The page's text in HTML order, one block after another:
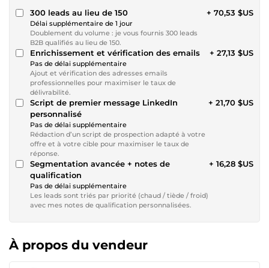
300 leads au lieu de 150
Délai supplémentaire de 1 jour
Doublement du volume : je vous fournis 300 leads
B2B qualifiés au lieu de 150.
+ 70,53 $US
Enrichissement et vérification des emails
Pas de délai supplémentaire
Ajout et vérification des adresses emails
professionnelles pour maximiser le taux de
délivrabilité.
+ 27,13 $US
Script de premier message LinkedIn
personnalisé
Pas de délai supplémentaire
Rédaction d’un script de prospection adapté à votre
offre et à votre cible pour maximiser le taux de
réponse.
+ 21,70 $US
Segmentation avancée + notes de
qualification
Pas de délai supplémentaire
Les leads sont triés par priorité (chaud / tiède / froid)
avec mes notes de qualification personnalisées.
+ 16,28 $US
À propos du vendeur